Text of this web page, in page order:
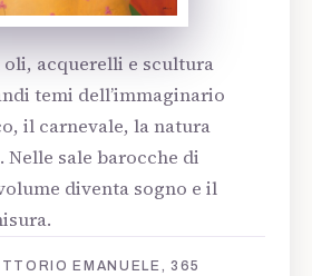
acquerelli e scultura
temi dell’immaginario
il carnevale, la natura
sale barocche di
diventa sogno e il
EMANUELE, 365